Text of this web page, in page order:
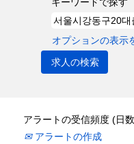
オプションの表示
アラートの受信頻度 (日
アラートの作成